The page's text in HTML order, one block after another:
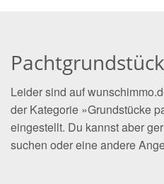
Leider sind auf
der Kategorie »Grundstücke
eingestellt. Du kannst aber
suchen oder eine andere